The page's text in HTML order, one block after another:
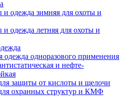
одежда зимняя для охоты и
одежда летняя для охоты и
одежда одноразового применения
и нефте-
защиты от кислоты и щелочи
охранных структур и КМФ